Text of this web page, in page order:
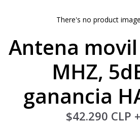
There's no product
Antena movil
MHZ,
ganancia
$42.290 CLP